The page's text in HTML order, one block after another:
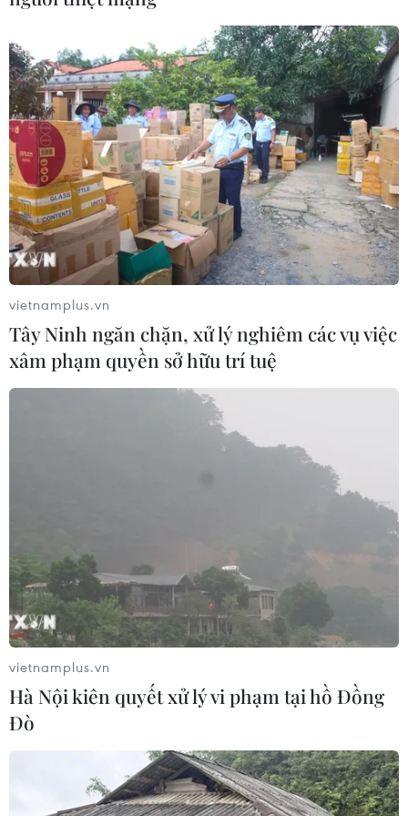
vietnamplus.vn
Tây Ninh ngăn chặn, xử lý nghiêm các vụ việc
xâm phạm quyền sở hữu trí tuệ
vietnamplus.vn
Hà Nội kiên quyết xử lý vi phạm tại hồ Đồng
Đò